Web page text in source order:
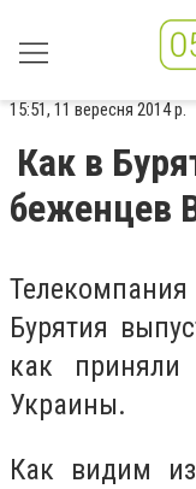
15:51, 11 вересня 2014 р.
Как в
беженцев
Бурятия
как
Украины.
Как видим